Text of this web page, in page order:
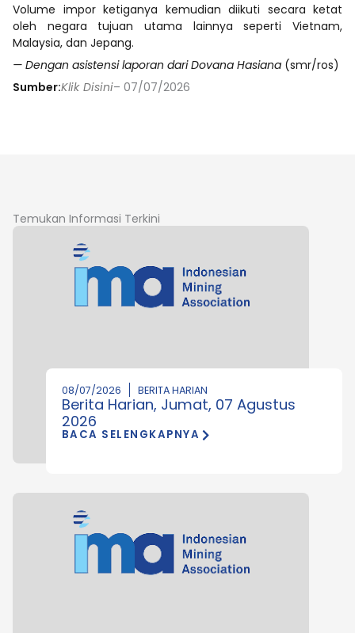
Volume impor ketiganya kemudian diikuti secara ketat
oleh negara tujuan utama lainnya seperti Vietnam,
Malaysia, dan Jepang.
— Dengan asistensi laporan dari Dovana Hasiana (smr/ros)
Sumber:Klik Disini– 07/07/2026
Temukan Informasi Terkini
08/07/2026 BERITA HARIAN
Berita Harian, Jumat, 07 Agustus
2026
BACA SELENGKAPNYA